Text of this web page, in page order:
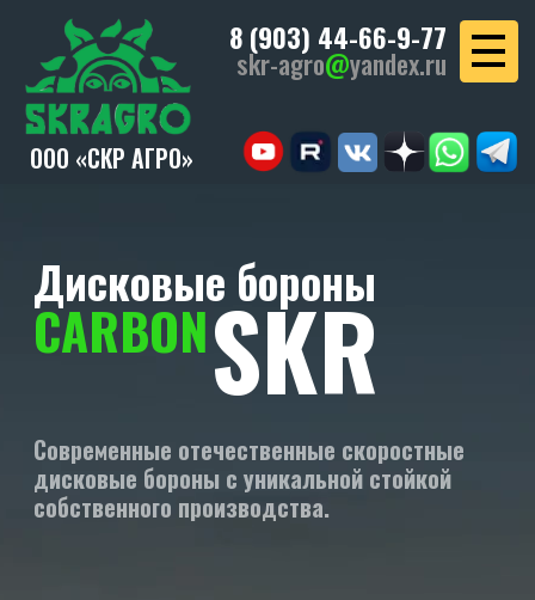
8 (903) 44-66-9-77
skr-agro@ yandex.ru
ООО «СКР АГРО»
Современные отечественные скоростные
дисковые бороны с уникальной стойкой
собственного производства.
УЗНАТЬ СТОИМОСТЬ ПОМОЩЬ В ПОДБОРЕ
SKR